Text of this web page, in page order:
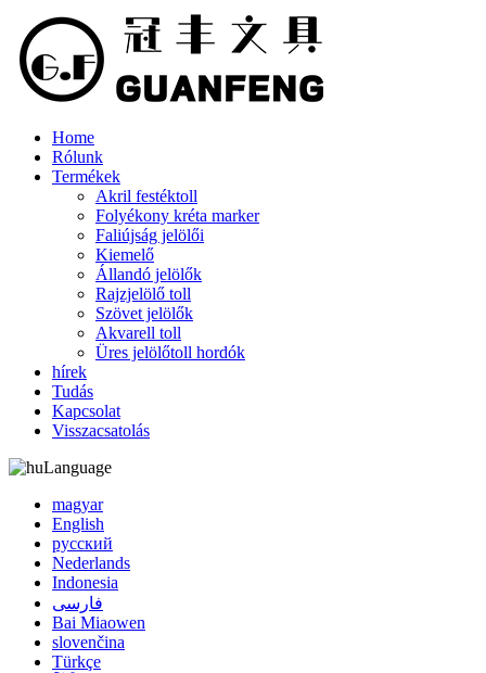
Home
Rólunk
Termékek
Akril festéktoll
Folyékony kréta marker
Faliújság jelölői
Kiemelő
Állandó jelölők
Rajzjelölő toll
Szövet jelölők
Akvarell toll
Üres jelölőtoll hordók
hírek
Tudás
Kapcsolat
Visszacsatolás
Language
magyar
English
русский
Nederlands
Indonesia
فارسی
Bai Miaowen
slovenčina
Türkçe